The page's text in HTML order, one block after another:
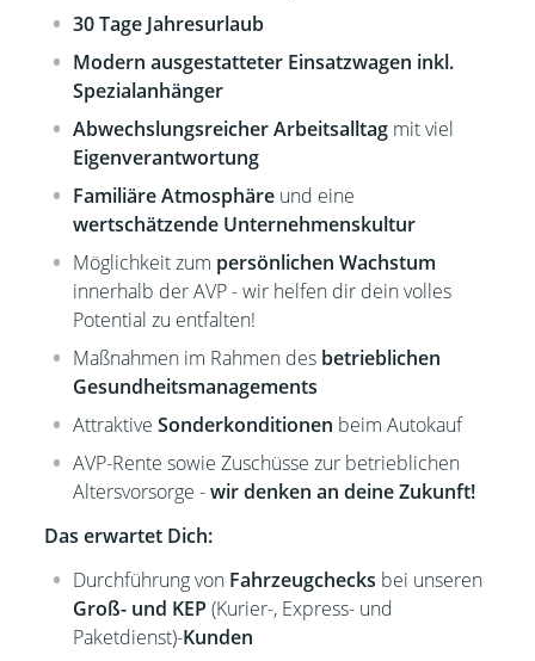
30 Tage Jahresurlaub
Modern ausgestatteter Einsatzwagen inkl.
Spezialanhänger
Abwechslungsreicher Arbeitsalltag mit viel
Eigenverantwortung
Familiäre Atmosphäre und eine
wertschätzende Unternehmenskultur
Möglichkeit zum persönlichen Wachstum
innerhalb der AVP - wir helfen dir dein volles
Potential zu entfalten!
Maßnahmen im Rahmen des betrieblichen
Gesundheitsmanagements
AttraktiveSonderkonditionen beim Autokauf
AVP-Rente sowie Zuschüsse zur betrieblichen
Altersvorsorge -wir denken an deine Zukunft!
Das erwartet Dich:
Durchführung von Fahrzeugchecks bei unseren
Groß- und KEP (Kurier-, Express- und
Paketdienst)-Kunden